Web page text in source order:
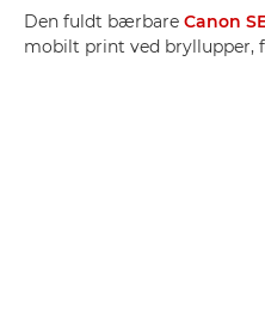
Den fuldt bærbare Canon
mobilt print ved bryllupper,